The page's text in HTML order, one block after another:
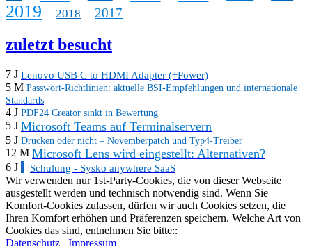
2019 2018 2017
zuletzt besucht
7 J Lenovo USB C to HDMI Adapter (+Power)
5 M Passwort-Richtlinien: aktuelle BSI-Empfehlungen und internationale
Standards
4 J PDF24 Creator sinkt in Bewertung
5 J Microsoft Teams auf Terminalservern
5 J Drucken oder nicht – Novemberpatch und Typ4-Treiber
12 M Microsoft Lens wird eingestellt: Alternativen?
6 J Schulung - Sysko anywhere SaaS
Wir verwenden nur 1st-Party-Cookies, die von dieser Webseite
ausgestellt werden und technisch notwendig sind. Wenn Sie
Komfort-Cookies zulassen, dürfen wir auch Cookies setzen, die
Ihren Komfort erhöhen und Präferenzen speichern. Welche Art von
Cookies das sind, entnehmen Sie bitte::
Datenschutz
Impressum